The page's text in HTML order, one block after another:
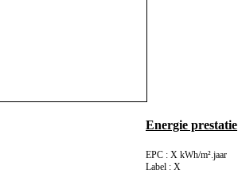
Energie prestatie
EPC : X kWh/m².jaar
Label : X